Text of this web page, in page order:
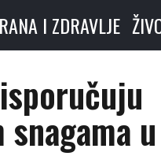
I ZDRAVLJE
u